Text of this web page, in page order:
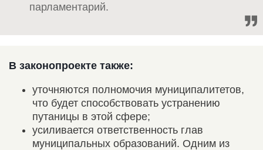
парламентарий.
В законопроекте также:
уточняются полномочия муниципалитетов,
что будет способствовать устранению
путаницы в этой сфере;
усиливается ответственность глав
муниципальных образований. Одним из